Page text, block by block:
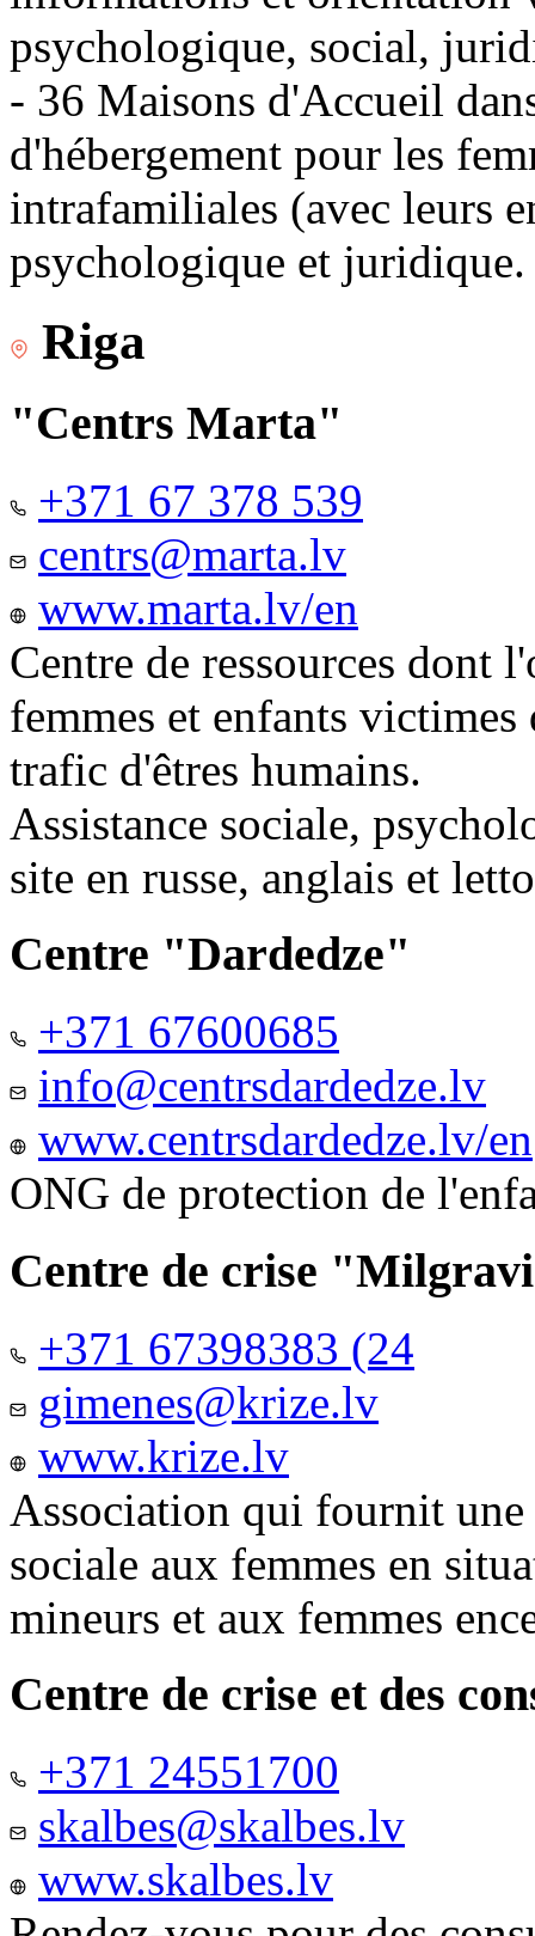
psychologique, social,
- 36 Maisons d'Accueil
d'hébergement pour les
intrafamiliales (avec leurs
psychologique et juridique.
Riga
"Centrs Marta"
+371 67 378 539
centrs@marta.lv
www.marta.lv/en
Centre de ressources dont
femmes et enfants
trafic d'êtres humains.
Assistance sociale,
site en russe, anglais et
Centre "Dardedze"
+371 67600685
info@centrsdardedze.lv
www.centrsdardedze.lv/en
ONG de protection de
Centre de crise
+371 67398383 (24
gimenes@krize.lv
www.krize.lv
Association qui fournit une
sociale aux femmes en
mineurs et aux femmes
Centre de crise et des
+371 24551700
skalbes@skalbes.lv
www.skalbes.lv